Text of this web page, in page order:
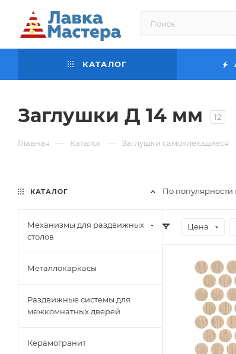
КАТАЛОГ
Заглушки Д 14 мм 12
Главная — Каталог — Заглушки самоклеющиеся
По популярности
Цена
КАТАЛОГ
Механизмы для раздвижных
столов
Металлокаркасы
Раздвижные системы для
межкомнатных дверей
Керамогранит